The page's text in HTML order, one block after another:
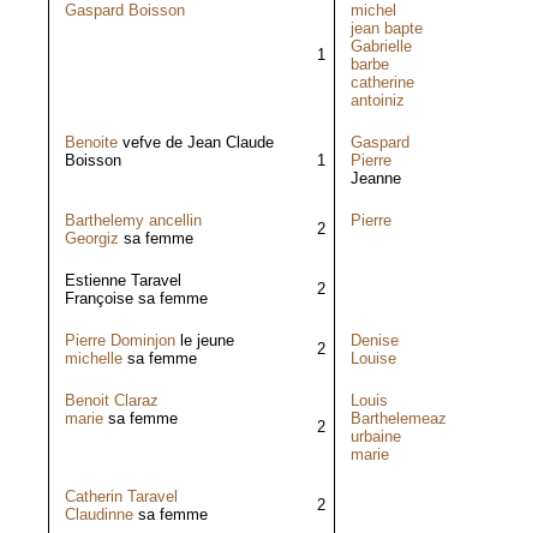
Gaspard Boisson
1
michel
jean bapte
Gabrielle
barbe
catherine
antoiniz
Benoite vefve de Jean Claude
Boisson
1
Gaspard
Pierre
Jeanne
Barthelemy ancellin
Georgiz sa femme
2 Pierre
Estienne Taravel
Françoise sa femme
2
Pierre Dominjon le jeune
michelle sa femme
2
Denise
Louise
Benoit Claraz
marie sa femme 2
Louis
Barthelemeaz
urbaine
marie
Catherin Taravel
Claudinne sa femme
2